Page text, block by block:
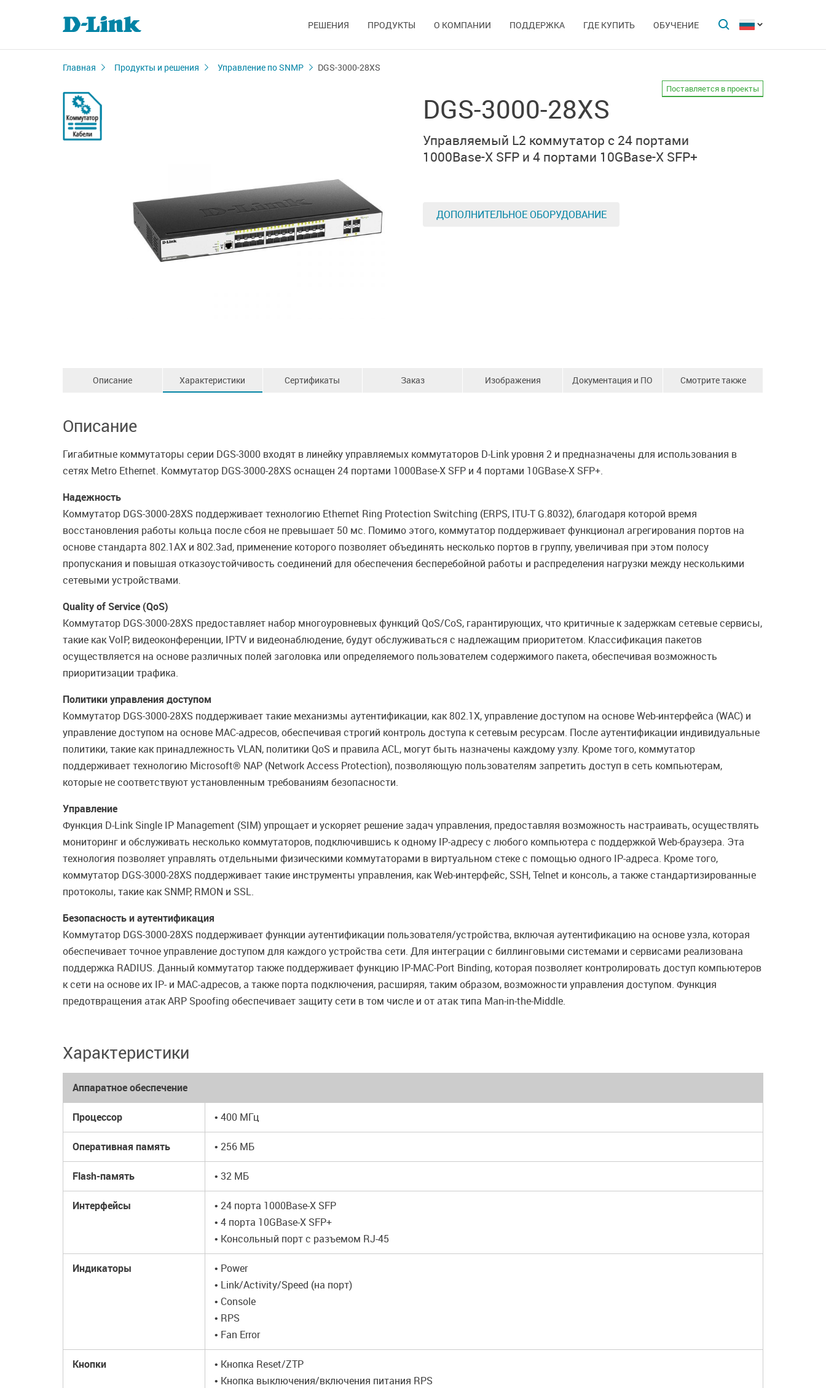
РЕШЕНИЯ ПРОДУКТЫ О КОМПАНИИ ПОДДЕРЖКА ГДЕ КУПИТЬ ОБУЧЕНИЕ
Главная Продукты и решения Управление по SNMP DGS-3000-28XS
DGS-3000-28XS
Поставляется в проекты
Управляемый L2 коммутатор с 24 портами
1000Base-X SFP и 4 портами 10GBase-X SFP+
ДОПОЛНИТЕЛЬНОЕ ОБОРУДОВАНИЕ
Описание Характеристики Сертификаты Заказ Изображения Документация и ПО Смотрите также
Описание
Гигабитные коммутаторы серии DGS-3000 входят в линейку управляемых коммутаторов D-Link уровня 2 и предназначены для использования в
сетях Metro Ethernet. Коммутатор DGS-3000-28XS оснащен 24 портами 1000Base-X SFP и 4 портами 10GBase-X SFP+.
Надежность
Коммутатор DGS-3000-28XS поддерживает технологию Ethernet Ring Protection Switching (ERPS, ITU-T G.8032), благодаря которой время
восстановления работы кольца после сбоя не превышает 50 мс. Помимо этого, коммутатор поддерживает функционал агрегирования портов на
основе стандарта 802.1AX и 802.3ad, применение которого позволяет объединять несколько портов в группу, увеличивая при этом полосу
пропускания и повышая отказоустойчивость соединений для обеспечения бесперебойной работы и распределения нагрузки между несколькими
сетевыми устройствами.
Quality of Service (QoS)
Коммутатор DGS-3000-28XS предоставляет набор многоуровневых функций QoS/CoS, гарантирующих, что критичные к задержкам сетевые сервисы,
такие как VoIP, видеоконференции, IPTV и видеонаблюдение, будут обслуживаться с надлежащим приоритетом. Классификация пакетов
осуществляется на основе различных полей заголовка или определяемого пользователем содержимого пакета, обеспечивая возможность
приоритизации трафика.
Политики управления доступом
Коммутатор DGS-3000-28XS поддерживает такие механизмы аутентификации, как 802.1X, управление доступом на основе Web-интерфейса (WAC) и
управление доступом на основе MAC-адресов, обеспечивая строгий контроль доступа к сетевым ресурсам. После аутентификации индивидуальные
политики, такие как принадлежность VLAN, политики QoS и правила ACL, могут быть назначены каждому узлу. Кроме того, коммутатор
поддерживает технологию Microsoft® NAP (Network Access Protection), позволяющую пользователям запретить доступ в сеть компьютерам,
которые не соответствуют установленным требованиям безопасности.
Управление
Функция D-Link Single IP Management (SIM) упрощает и ускоряет решение задач управления, предоставляя возможность настраивать, осуществлять
мониторинг и обслуживать несколько коммутаторов, подключившись к одному IP-адресу с любого компьютера с поддержкой Web-браузера. Эта
технология позволяет управлять отдельными физическими коммутаторами в виртуальном стеке с помощью одного IP-адреса. Кроме того,
коммутатор DGS-3000-28XS поддерживает такие инструменты управления, как Web-интерфейс, SSH, Telnet и консоль, а также стандартизированные
протоколы, такие как SNMP, RMON и SSL.
Безопасность и аутентификация
Коммутатор DGS-3000-28XS поддерживает функции аутентификации пользователя/устройства, включая аутентификацию на основе узла, которая
обеспечивает точное управление доступом для каждого устройства сети. Для интеграции с биллинговыми системами и сервисами реализована
поддержка RADIUS. Данный коммутатор также поддерживает функцию IP-MAC-Port Binding, которая позволяет контролировать доступ компьютеров
к сети на основе их IP- и MAC-адресов, а также порта подключения, расширяя, таким образом, возможности управления доступом. Функция
предотвращения атак ARP Spoofing обеспечивает защиту сети в том числе и от атак типа Man-in-the-Middle.
Характеристики
Аппаратное обеспечение
Процессор • 400 МГц
Оперативная память • 256 МБ
Flash-память • 32 МБ
Интерфейсы
• 24 порта 1000Base-X SFP
• 4 порта 10GBase-X SFP+
• Консольный порт с разъемом RJ-45
Индикаторы
• Power
• Link/Activity/Speed (на порт)
• Console
• RPS
• Fan Error
Кнопки
• Кнопка Reset/ZTP
• Кнопка выключения/включения питания RPS